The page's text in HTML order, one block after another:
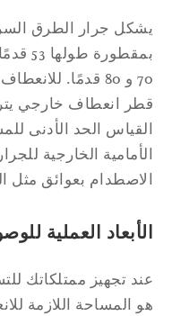
جرار الطرق
بمقطورة
70 و 80 قدمًا.
الحد الأدنى للمسار
الخارجية للجرار
بعوائق مثل
العملية
تجهيز ممتلكاتك
المساحة اللازمة